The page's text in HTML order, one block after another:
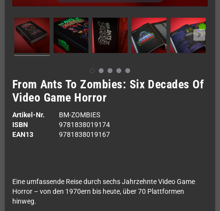
From Ants To Zombies: Six Decades Of
Video Game Horror
Artikel-Nr.
BM-ZOMBIES
ISBN
9781838019174
EAN13
9781838019167
Eine umfassende Reise durch sechs Jahrzehnte Video Game
Horror – von den 1970ern bis heute, über 70 Plattformen
hinweg.